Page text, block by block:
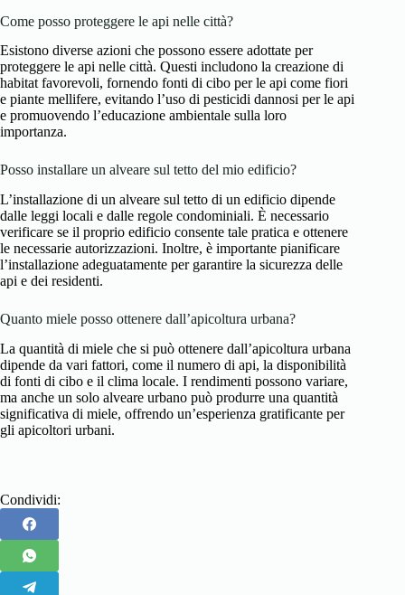
Come posso proteggere le api nelle città?
Esistono diverse azioni che possono essere adottate per
proteggere le api nelle città. Questi includono la creazione di
habitat favorevoli, fornendo fonti di cibo per le api come fiori
e piante mellifere, evitando l’uso di pesticidi dannosi per le api
e promuovendo l’educazione ambientale sulla loro
importanza.
Posso installare un alveare sul tetto del mio edificio?
L’installazione di un alveare sul tetto di un edificio dipende
dalle leggi locali e dalle regole condominiali. È necessario
verificare se il proprio edificio consente tale pratica e ottenere
le necessarie autorizzazioni. Inoltre, è importante pianificare
l’installazione adeguatamente per garantire la sicurezza delle
api e dei residenti.
Quanto miele posso ottenere dall’apicoltura urbana?
La quantità di miele che si può ottenere dall’apicoltura urbana
dipende da vari fattori, come il numero di api, la disponibilità
di fonti di cibo e il clima locale. I rendimenti possono variare,
ma anche un solo alveare urbano può produrre una quantità
significativa di miele, offrendo un’esperienza gratificante per
gli apicoltori urbani.
Condividi: